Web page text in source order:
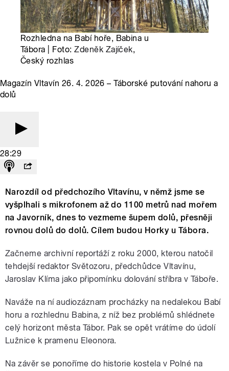
Rozhledna na Babí hoře, Babina u
Tábora | Foto:Zdeněk Zajíček,
Český rozhlas
Magazín Vltavín 26. 4. 2026 – Táborské putování nahoru a
dolů
28:29
Narozdíl od předchozího Vltavínu, v němž jsme se
vyšplhali s mikrofonem až do 1100 metrů nad mořem
na Javorník, dnes to vezmeme šupem dolů, přesněji
rovnou dolů do dolů. Cílem budou Horky u Tábora.
Začneme archivní reportáží z roku 2000, kterou natočil
tehdejší redaktor Světozoru, předchůdce Vltavínu,
Jaroslav Klíma jako připomínku dolování stříbra v Táboře.
Naváže na ní audiozáznam procházky na nedalekou Babí
horu a rozhlednu Babina, z níž bez problémů shlédnete
celý horizont města Tábor. Pak se opět vrátíme do údolí
Lužnice k pramenu Eleonora.
Na závěr se ponoříme do historie kostela v Polné na